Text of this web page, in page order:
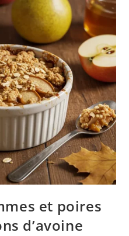
et poires
d’avoine